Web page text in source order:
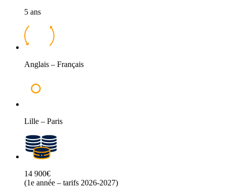
5 ans
Anglais – Français
Lille – Paris
14 900€
(1e année – tarifs 2026-2027)